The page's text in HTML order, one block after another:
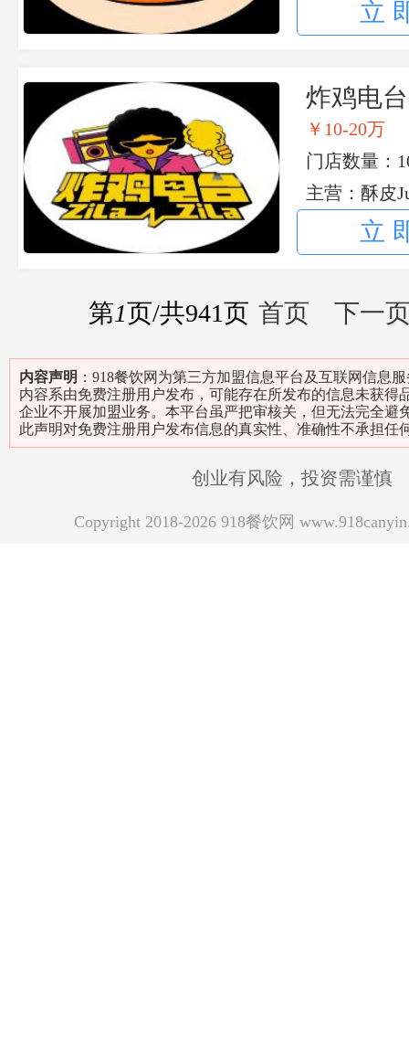
立
炸鸡电
￥10-20万
门店数量：
主营：酥皮
立
第1页/共941页 首页 下一
内容声明 ：918餐饮网为第三方加盟信息平台及互联网信息
内容系由免费注册用户发布，可能存在所发布的信息未获得
企业不开展加盟业务。本平台虽严把审核关，但无法完全避
此声明对免费注册用户发布信息的真实性、准确性不承担任
创业有风险，投资需谨慎
Copyright 2018-2026 918餐饮网